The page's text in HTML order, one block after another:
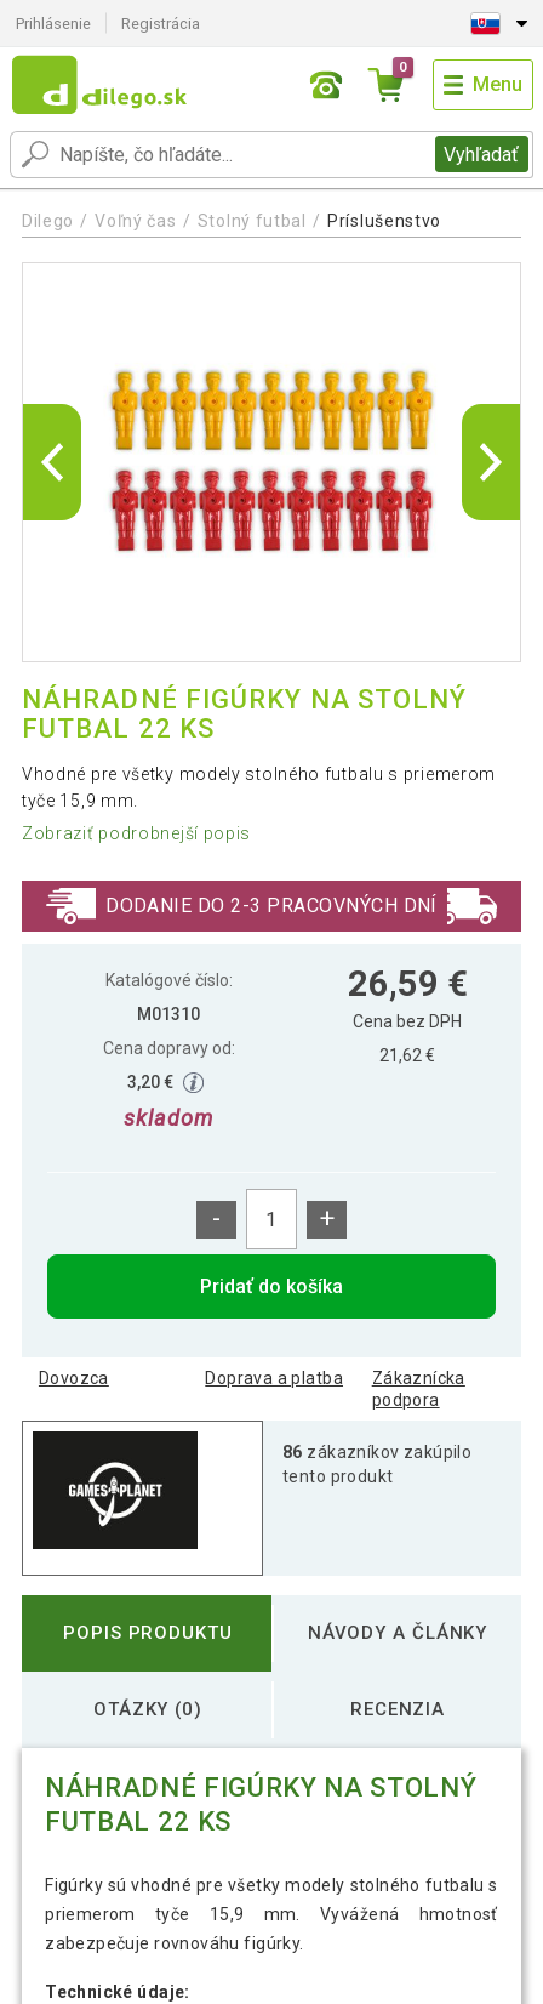
Prihlásenie Registrácia
Vyhľadať
0
Menu
Dilego Voľný čas Stolný futbal Príslušenstvo
NÁHRADNÉ FIGÚRKY NA STOLNÝ
FUTBAL 22 KS
Vhodné pre všetky modely stolného futbalu s priemerom
tyče 15,9 mm.
Zobraziť podrobnejší popis
DODANIE DO 2-3 PRACOVNÝCH DNÍ
Katalógové číslo:
M01310
Cena dopravy od:
3,20 €
skladom
26,59 €
Cena bez DPH
21,62 €
- +
Pridať do košíka
Dovozca Doprava a platba
Zákaznícka
podpora
86 zákazníkov zakúpilo
tento produkt
POPIS PRODUKTU NÁVODY A ČLÁNKY
OTÁZKY (0) RECENZIA
NÁHRADNÉ FIGÚRKY NA STOLNÝ
FUTBAL 22 KS
Figúrky sú vhodné pre všetky modely stolného futbalu s
priemerom tyče 15,9 mm. Vyvážená hmotnosť
zabezpečuje rovnováhu figúrky.
Technické údaje: